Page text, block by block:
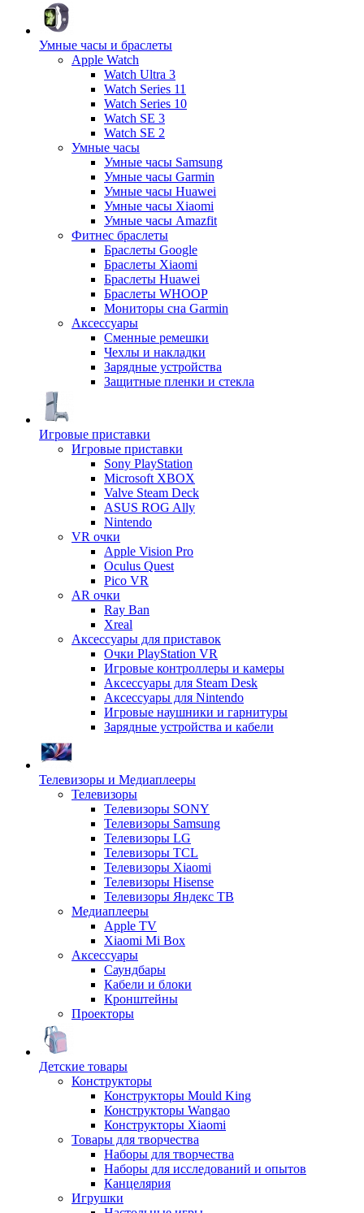
Умные часы и браслеты
Apple Watch
Watch Ultra 3
Watch Series 11
Watch Series 10
Watch SE 3
Watch SE 2
Умные часы
Умные часы Samsung
Умные часы Garmin
Умные часы Huawei
Умные часы Xiaomi
Умные часы Amazfit
Фитнес браслеты
Браслеты Google
Браслеты Xiaomi
Браслеты Huawei
Браслеты WHOOP
Мониторы сна Garmin
Аксессуары
Сменные ремешки
Чехлы и накладки
Зарядные устройства
Защитные пленки и стекла
Игровые приставки
Игровые приставки
Sony PlayStation
Microsoft XBOX
Valve Steam Deck
ASUS ROG Ally
Nintendo
VR очки
Apple Vision Pro
Oculus Quest
Pico VR
AR очки
Ray Ban
Xreal
Аксессуары для приставок
Очки PlayStation VR
Игровые контроллеры и камеры
Аксессуары для Steam Desk
Аксессуары для Nintendo
Игровые наушники и гарнитуры
Зарядные устройства и кабели
Телевизоры и Медиаплееры
Телевизоры
Телевизоры SONY
Телевизоры Samsung
Телевизоры LG
Телевизоры TCL
Телевизоры Xiaomi
Телевизоры Hisense
Телевизоры Яндекс ТВ
Медиаплееры
Apple TV
Xiaomi Mi Box
Аксессуары
Саундбары
Кабели и блоки
Кронштейны
Проекторы
Детские товары
Конструкторы
Конструкторы Mould King
Конструкторы Wangao
Конструкторы Xiaomi
Товары для творчества
Наборы для творчества
Наборы для исследований и опытов
Канцелярия
Игрушки